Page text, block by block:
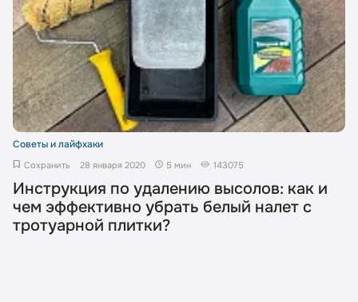
Советы и лайфхаки
Сохранить 28 января 2020 5 мин 143075
Инструкция по удалению высолов: как и
чем эффективно убрать белый налет с
тротуарной плитки?